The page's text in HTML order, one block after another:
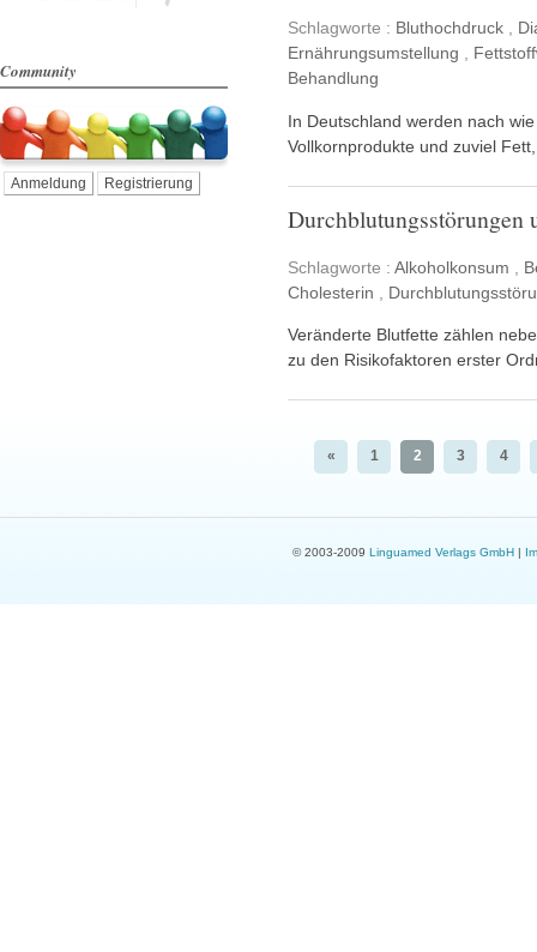
Community
Anmeldung Registrierung
Schlagworte : Bluthochdruck
Ernährungsumstellung
Behandlung
In Deutschland werden nach
Vollkornprodukte und zuviel
Durchblutungsstörungen
Schlagworte : Alkoholkonsum
Cholesterin
Veränderte Blutfette zählen
zu den Risikofaktoren erster
« 1 2 3 4
© 2003-2009 Linguamed Verlags GmbH